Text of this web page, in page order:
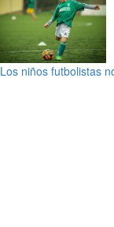
Los niños futbolistas